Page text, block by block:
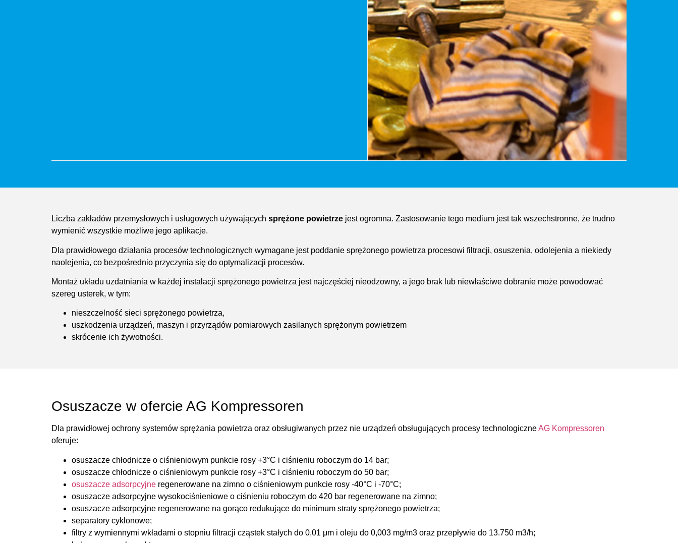
Liczba zakładów przemysłowych i usługowych używających sprężone powietrze jest ogromna. Zastosowanie tego medium jest tak wszechstronne, że trudno
wymienić wszystkie możliwe jego aplikacje.
Dla prawidłowego działania procesów technologicznych wymagane jest poddanie sprężonego powietrza procesowi filtracji, osuszenia, odolejenia a niekiedy
naolejenia, co bezpośrednio przyczynia się do optymalizacji procesów.
Montaż układu uzdatniania w każdej instalacji sprężonego powietrza jest najczęściej nieodzowny, a jego brak lub niewłaściwe dobranie może powodować
szereg usterek, w tym:
nieszczelność sieci sprężonego powietrza,
uszkodzenia urządzeń, maszyn i przyrządów pomiarowych zasilanych sprężonym powietrzem
skrócenie ich żywotności.
Osuszacze w ofercie AG Kompressoren
Dla prawidłowej ochrony systemów sprężania powietrza oraz obsługiwanych przez nie urządzeń obsługujących procesy technologiczneAG Kompressoren
oferuje:
osuszacze chłodnicze o ciśnieniowym punkcie rosy +3°C i ciśnieniu roboczym do 14 bar;
osuszacze chłodnicze o ciśnieniowym punkcie rosy +3°C i ciśnieniu roboczym do 50 bar;
osuszacze adsorpcyjne regenerowane na zimno o ciśnieniowym punkcie rosy -40°C i -70°C;
osuszacze adsorpcyjne wysokociśnieniowe o ciśnieniu roboczym do 420 bar regenerowane na zimno;
osuszacze adsorpcyjne regenerowane na gorąco redukujące do minimum straty sprężonego powietrza;
separatory cyklonowe;
filtry z wymiennymi wkładami o stopniu filtracji cząstek stałych do 0,01 μm i oleju do 0,003 mg/m3 oraz przepływie do 13.750 m3/h;